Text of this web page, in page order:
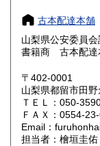
奈良県
鳥取県
岡山県
山口県
香川県
古本配達本舗
山梨県公安委員
書籍商 古本配達
〒402-0001
山梨県都留市田野
ＴＥＬ：050-
ＦＡＸ：0554-
Email：
担当者：檜垣圭佑